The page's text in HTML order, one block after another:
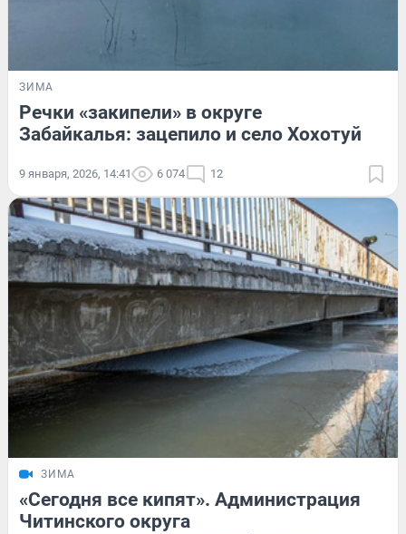
ЗИМА
Речки «закипели» в округе
Забайкалья: зацепило и село Хохотуй
9 января, 2026, 14:41 6 074 12
ЗИМА
«Сегодня все кипят». Администрация
Читинского округа